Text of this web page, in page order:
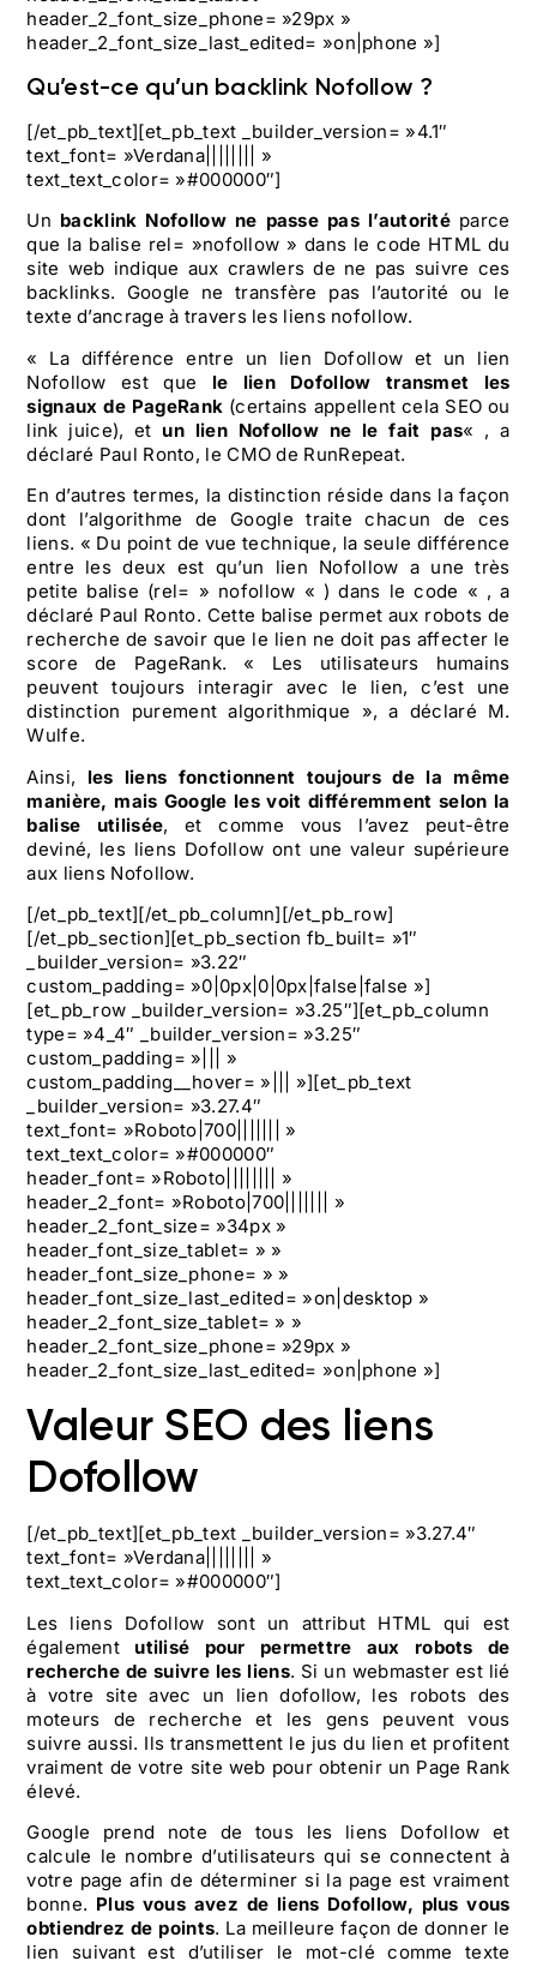
header_2_font_size_phone= »29px »
header_2_font_size_last_edited= »on|phone »]
Qu’est-ce qu’un backlink Nofollow ?
[/et_pb_text][et_pb_text _builder_version= »4.1″
text_font= »Verdana|||||||| »
text_text_color= »#000000″]
Un backlink Nofollow ne passe pas l’autorité parce
que la balise rel= »nofollow » dans le code HTML du
site web indique aux crawlers de ne pas suivre ces
backlinks. Google ne transfère pas l’autorité ou le
texte d’ancrage à travers les liens nofollow.
« La différence entre un lien Dofollow et un lien
Nofollow est que le lien Dofollow transmet les
signaux de PageRank (certains appellent cela SEO ou
link juice), et un lien Nofollow ne le fait pas« , a
déclaré Paul Ronto, le CMO de RunRepeat.
En d’autres termes, la distinction réside dans la façon
dont l’algorithme de Google traite chacun de ces
liens. « Du point de vue technique, la seule différence
entre les deux est qu’un lien Nofollow a une très
petite balise (rel= » nofollow « ) dans le code « , a
déclaré Paul Ronto. Cette balise permet aux robots de
recherche de savoir que le lien ne doit pas affecter le
score de PageRank. « Les utilisateurs humains
peuvent toujours interagir avec le lien, c’est une
distinction purement algorithmique », a déclaré M.
Wulfe.
Ainsi, les liens fonctionnent toujours de la même
manière, mais Google les voit différemment selon la
balise utilisée, et comme vous l’avez peut-être
deviné, les liens Dofollow ont une valeur supérieure
aux liens Nofollow.
[/et_pb_text][/et_pb_column][/et_pb_row]
[/et_pb_section][et_pb_section fb_built= »1″
_builder_version= »3.22″
custom_padding= »0|0px|0|0px|false|false »]
[et_pb_row _builder_version= »3.25″][et_pb_column
type= »4_4″ _builder_version= »3.25″
custom_padding= »||| »
custom_padding__hover= »||| »][et_pb_text
_builder_version= »3.27.4″
text_font= »Roboto|700||||||| »
text_text_color= »#000000″
header_font= »Roboto|||||||| »
header_2_font= »Roboto|700||||||| »
header_2_font_size= »34px »
header_font_size_tablet= » »
header_font_size_phone= » »
header_font_size_last_edited= »on|desktop »
header_2_font_size_tablet= » »
header_2_font_size_phone= »29px »
header_2_font_size_last_edited= »on|phone »]
Valeur SEO des liens
Dofollow
[/et_pb_text][et_pb_text _builder_version= »3.27.4″
text_font= »Verdana|||||||| »
text_text_color= »#000000″]
Les liens Dofollow sont un attribut HTML qui est
également utilisé pour permettre aux robots de
recherche de suivre les liens. Si un webmaster est lié
à votre site avec un lien dofollow, les robots des
moteurs de recherche et les gens peuvent vous
suivre aussi. Ils transmettent le jus du lien et profitent
vraiment de votre site web pour obtenir un Page Rank
élevé.
Google prend note de tous les liens Dofollow et
calcule le nombre d’utilisateurs qui se connectent à
votre page afin de déterminer si la page est vraiment
bonne. Plus vous avez de liens Dofollow, plus vous
obtiendrez de points. La meilleure façon de donner le
lien suivant est d’utiliser le mot-clé comme texte